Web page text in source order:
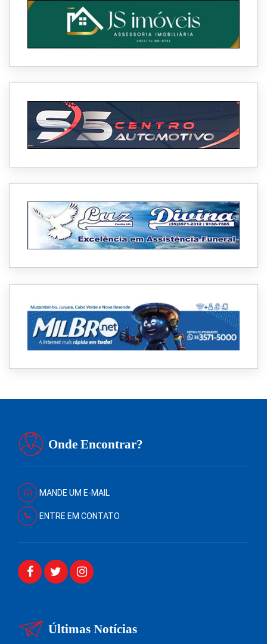
Onde Encontrar?
MANDE UM E-MAIL
ENTRE EM CONTATO
Últimas Notícias